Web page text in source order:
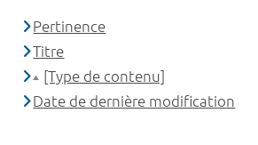
Pertinence
Titre
[Type de contenu]
Date de dernière modification